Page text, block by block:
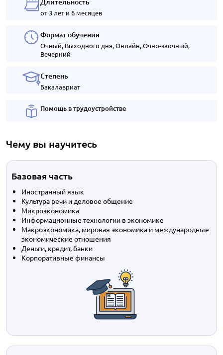
от 3 лет и 6 месяцев
Формат обучения
Очный, Выходного дня, Онлайн, Очно-заочный,
Вечерний
Степень
Бакалавриат
Помощь в трудоустройстве
Чему вы научитесь
Базовая часть
Иностранный язык
Культура речи и деловое общение
Микроэкономика
Информационные технологии в экономике
Макроэкономика, мировая экономика и международные
экономические отношения
Деньги, кредит, банки
Корпоративные финансы